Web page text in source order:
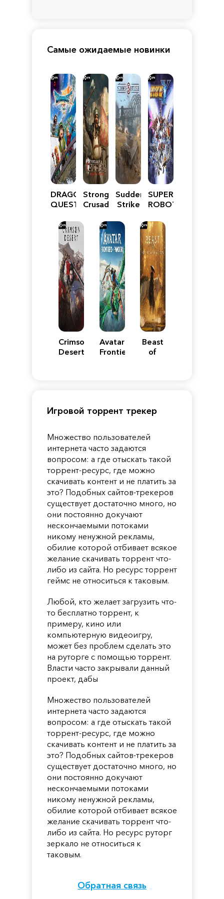
Самые ожидаемые новинки
DRAGON
QUEST
Reimagined
Stronghold
Crusader:
Edition
Sudden
Strike
SUPER
ROBOT
Y
Crimson
Desert
Avatar:
Frontiers
Beast
of
Игровой торрент трекер
Множество пользователей
интернета часто задаются
вопросом: а где отыскать такой
торрент-ресурс, где можно
скачивать контент и не платить за
это? Подобных сайтов-трекеров
существует достаточно много, но
они постоянно докучают
нескончаемыми потоками
никому ненужной рекламы,
обилие которой отбивает всякое
желание скачивать торрент что-
либо из сайта. Но ресурс торрент
геймс не относиться к таковым.
Любой, кто желает загрузить что-
то бесплатно торрент, к
примеру, кино или
компьютерную видеоигру,
может без проблем сделать это
на руторге с помощью торрент.
Власти часто закрывали данный
проект, дабы
Множество пользователей
интернета часто задаются
вопросом: а где отыскать такой
торрент-ресурс, где можно
скачивать контент и не платить за
это? Подобных сайтов-трекеров
существует достаточно много, но
они постоянно докучают
нескончаемыми потоками
никому ненужной рекламы,
обилие которой отбивает всякое
желание скачивать торрент что-
либо из сайта. Но ресурс руторг
зеркало не относиться к
таковым.
Обратная связь